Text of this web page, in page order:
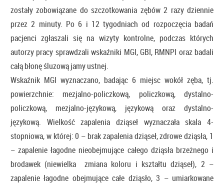
zostały zobowiązane do szczotkowania zębów 2 razy dziennie
przez 2 minuty. Po 6 i 12 tygodniach od rozpoczęcia badań
pacjenci zgłaszali się na wizyty kontrolne, podczas których
autorzy pracy sprawdzali wskaźniki MGI, GBI, RMNPI oraz badali
całą błonę śluzową jamy ustnej.
Wskaźnik MGI wyznaczano, badając 6 miejsc wokół zęba, tj.
powierzchnie: mezjalno-policzkową, policzkową, dystalno-
policzkową, mezjalno-językową, językową oraz dystalno-
językową. Wielkość zapalenia dziąseł wyznaczała skala 4-
stopniowa, w której: 0 – brak zapalenia dziąseł, zdrowe dziąsła, 1
– zapalenie łagodne nieobejmujące całego dziąsła brzeżnego i
brodawek (niewielka zmiana koloru i kształtu dziąseł), 2 –
zapalenie łagodne obejmujące całe dziąsło, 3 – umiarkowane